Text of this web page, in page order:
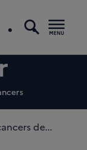
de...